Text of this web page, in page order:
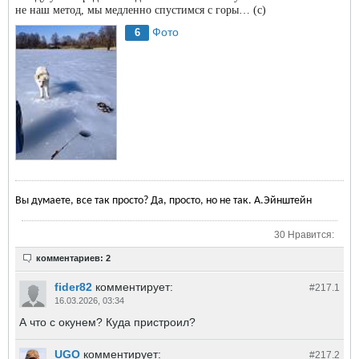
не наш метод, мы медленно спустимся с горы… (с)
6
Фото
Вы думаете, все так просто? Да, просто, но не так. А.Эйнштейн
30 Нравится:
комментариев: 2
#217.1
fider82 комментирует:
16.03.2026, 03:34
А что с окунем? Куда пристроил?
#217.2
UGO комментирует: